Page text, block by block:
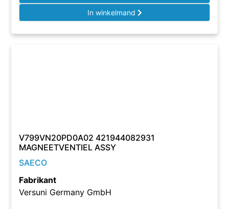
In winkelmand
V799VN20PD0A02 421944082931
MAGNEETVENTIEL ASSY
SAECO
Fabrikant
Versuni Germany GmbH